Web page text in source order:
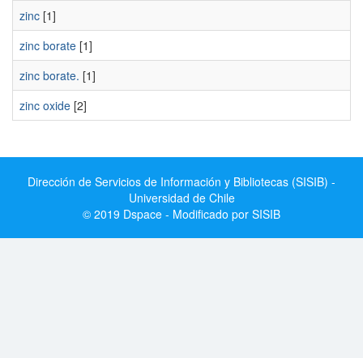
zinc [1]
zinc borate [1]
zinc borate. [1]
zinc oxide [2]
Dirección de Servicios de Información y Bibliotecas (SISIB) -
Universidad de Chile
© 2019 Dspace - Modificado por SISIB